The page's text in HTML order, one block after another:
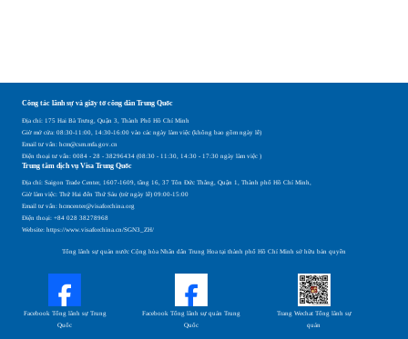
Công tác lãnh sự và giấy tờ công dân Trung Quốc
Địa chỉ: 175 Hai Bà Trưng, Quận 3, Thành Phố Hồ Chí Minh
Giờ mở cửa: 08:30-11:00, 14:30-16:00 vào các ngày làm việc (không bao gồm ngày lễ)
Email tư vấn: hcm@csm.mfa.gov.cn
Điện thoại tư vấn: 0084 - 28 - 38296434 (08:30 - 11:30, 14:30 - 17:30 ngày làm việc )
Trung tâm dịch vụ Visa Trung Quốc
Địa chỉ: Saigon Trade Center, 1607-1609, tầng 16, 37 Tôn Đức Thắng, Quận 1, Thành phố Hồ Chí Minh,
Giờ làm việc: Thứ Hai đến Thứ Sáu (trừ ngày lễ) 09:00-15:00
Email tư vấn: hcmcenter@visaforchina.org
Điện thoại: +84 028 38278968
Website: https://www.visaforchina.cn/SGN3_ZH/
Tổng lãnh sự quán nước Cộng hòa Nhân dân Trung Hoa tại thành phố Hồ Chí Minh sở hữu bản quyền
Facebook Tổng lãnh sự Trung
Quốc
Facebook Tổng lãnh sự quán Trung
Quốc
Trang Wechat Tổng lãnh sự
quán